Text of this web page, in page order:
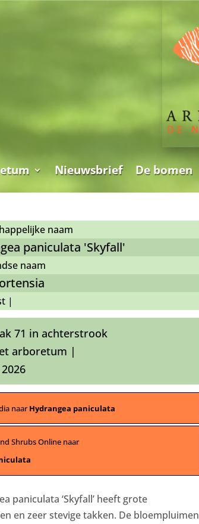
Nieuwsbrief De bomen
naam
paniculata 'Skyfall'
naam
|
71 in achterstrook
arboretum |
naarHydrangea paniculata
Shrubs Online naar
paniculata ‘Skyfall’ heeft grote
en zeer stevige takken. De bloempluimen